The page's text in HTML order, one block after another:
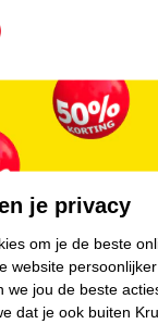
specialist in
is, stel hem aan
je privacy
om je de beste
website
we jou de beste
dat je ook buiten